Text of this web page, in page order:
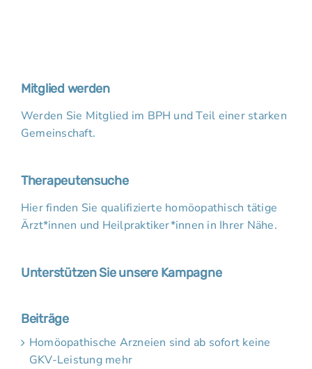
Mitglied werden
Werden Sie Mitglied im BPH und Teil einer starken
Gemeinschaft.
Therapeutensuche
Hier finden Sie qualifizierte homöopathisch tätige
Ärzt*innen und Heilpraktiker*innen in Ihrer Nähe.
Unterstützen Sie unsere Kampagne
Beiträge
Homöopathische Arzneien sind ab sofort keine
GKV-Leistung mehr